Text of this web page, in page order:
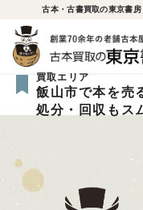
古本・古書買取の東京書
買取エリア
飯山市で本を売
処分・回収もス